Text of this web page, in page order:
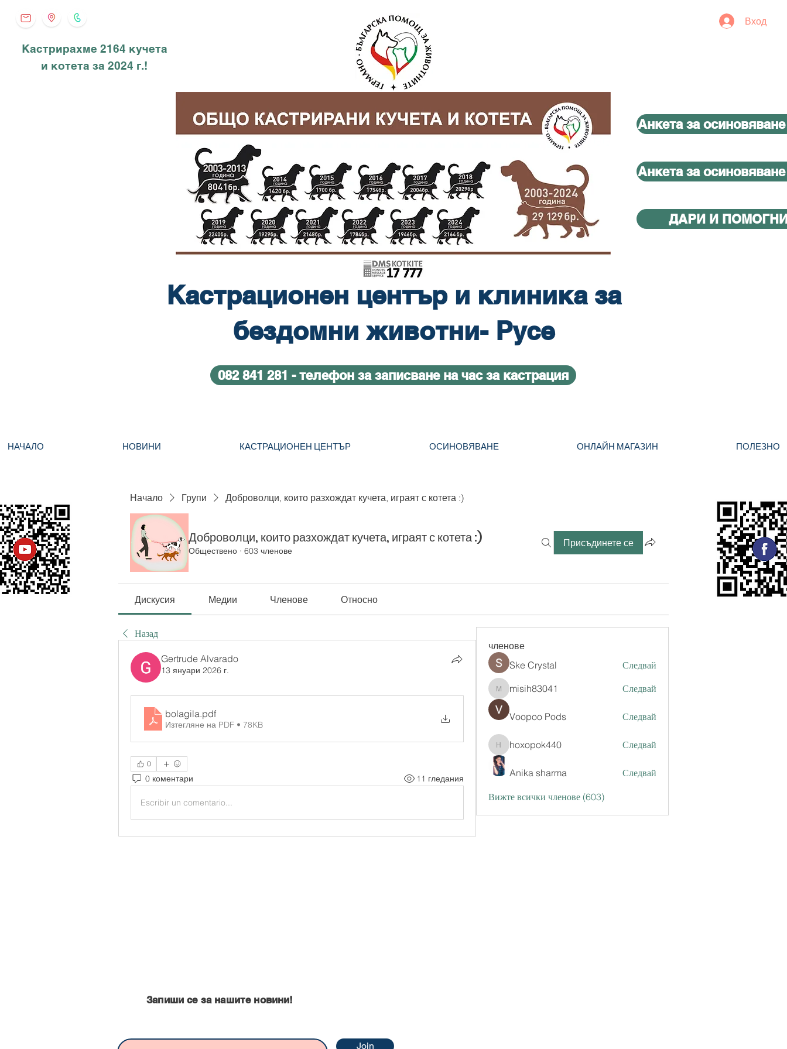
Кастрирахме 2164 кучета
и котета за 2024 г.!
Вход
Анкета за
Анкета за
ДАРИ И
Кастрационен център и клиника за
бездомни животни- Русе
082 841 281 - телефон за записване на час за кастрация
НАЧАЛО НОВИНИ КАСТРАЦИОНЕН ЦЕНТЪР ОСИНОВЯВАНЕ ОНЛАЙН МАГАЗИН ПОЛЕЗНО
Начало Групи Доброволци, които разхождат кучета, играят с котета :)
Доброволци, които разхождат кучета, играят с котета :)
Обществено · 603 членове
Присъдинете се
Дискусия Медии Членове Относно
Назад
Gertrude Alvarado
13 януари 2026 г.
bolagila.pdf
Изтегляне на PDF • 78KB
0
0 коментари 11 гледания
Escribir un comentario...
членове
Ske Crystal Следвай
misih83041
misih83041 Следвай
Voopoo Pods Следвай
hoxopok440
hoxopok440 Следвай
Anika sharma Следвай
Вижте всички членове (603)
Join
Запиши се за нашите новини!